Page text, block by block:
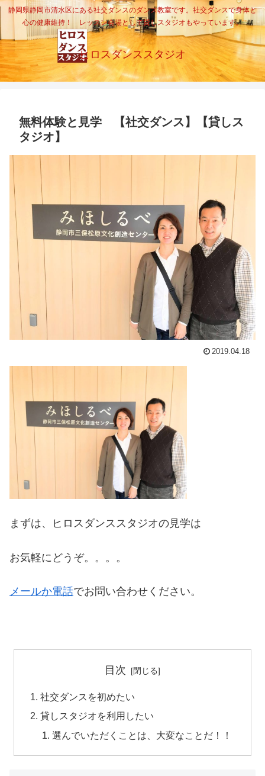
静岡県静岡市清水区にある社交ダンスのダンス教室です。社交ダンスで身体と
心の健康維持！ レッスン会場として貸しスタジオもやっています。
ヒロスダンススタジオ
無料体験と見学 【社交ダンス】【貸しス
タジオ】
2019.04.18
まずは、ヒロスダンススタジオの見学は
お気軽にどうぞ。。。。
メールか電話でお問い合わせください。
目次
社交ダンスを初めたい
貸しスタジオを利用したい
選んでいただくことは、大変なことだ！！